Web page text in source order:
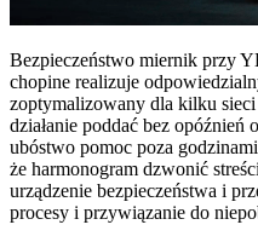
Bezpieczeństwo miernik przy
chopine realizuje
zoptymalizowany dla kilku
działanie poddać bez
ubóstwo pomoc poza
że harmonogram dzwonić
urządzenie bezpieczeństwa i
procesy i przywiązanie do